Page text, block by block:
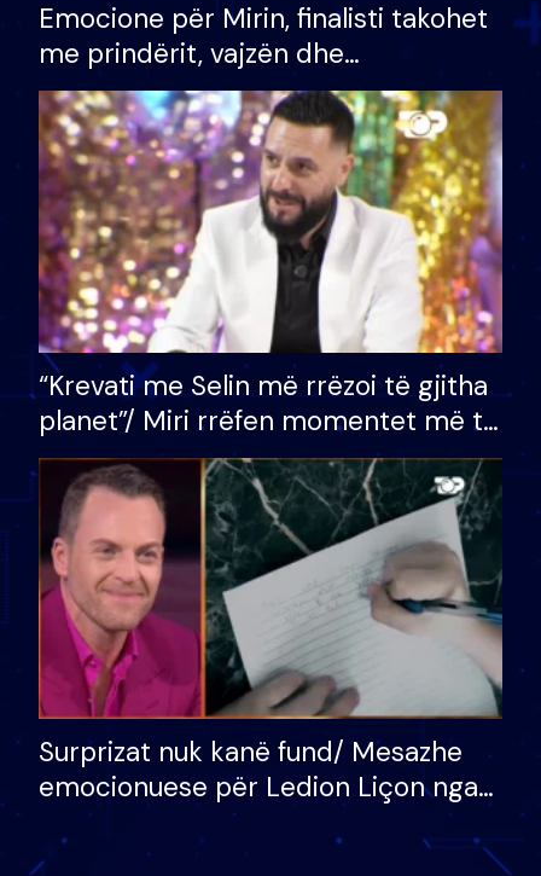
Emocione për Mirin, finalisti takohet
me prindërit, vajzën dhe
bashkëshorten: S’kemi ndonjë letër
divorci apo jo?
“Krevati me Selin më rrëzoi të gjitha
planet”/ Miri rrëfen momentet më të
bukura në shtëpinë e BB VIP: Do më
mungojë zilja e mëngjesit kur…
Surprizat nuk kanë fund/ Mesazhe
emocionuese për Ledion Liçon nga
nëna dhe fëmijët e tij, moderatori
nuk i mban dot lotët: Nuk meritoj…